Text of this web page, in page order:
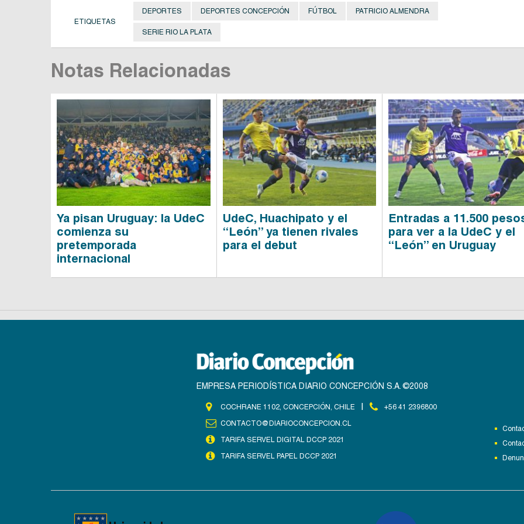
ETIQUETAS
DEPORTES DEPORTES CONCEPCIÓN FÚTBOL PATRICIO ALMENDRA
SERIE RIO LA PLATA
Notas Relacionadas
Ya pisan Uruguay: la UdeC
comienza su
pretemporada
internacional
UdeC, Huachipato y el
“León” ya tienen rivales
para el debut
Entradas a 11.500
para ver a la UdeC y el
“León” en Uruguay
EMPRESA PERIODÍSTICA DIARIO CONCEPCIÓN S.A. ©2008
COCHRANE 1102, CONCEPCIÓN, CHILE
+56 41 2396800
CONTACTO@DIARIOCONCEPCION.CL
TARIFA SERVEL DIGITAL DCCP 2021
TARIFA SERVEL PAPEL DCCP 2021